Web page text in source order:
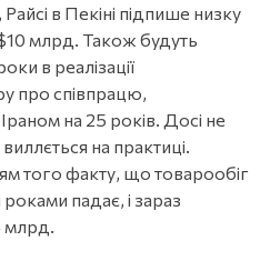
в Пекіні підпише низку
млрд. Також будуть
в реалізації
про співпрацю,
на 25 років. Досі не
на практиці.
того факту, що товарообіг
падає, і зараз
млрд.